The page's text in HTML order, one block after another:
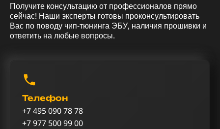
Получите консультацию от профессионалов прямо
сейчас! Наши эксперты готовы проконсультировать
Вас по поводу чип-тюнинга ЭБУ, наличия прошивки и
ответить на любые вопросы.
Телефон
+7 495 090 78 78
+7 977 500 99 00